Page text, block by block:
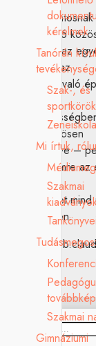
kérelmek
Tanórán
Szak-, és
sportkörök
Zeneiskola
Mi írtuk,
Szakmai
Szakmai
Gimnáziumi
Kiemelten
tanulókkal való
munka során az
szemléletet, az
erősségekre való
a gyermekek,
tanulók
hogy ezt közösen
együttműködve –
Nagy örömömre
módszertani
sokszínűséget
közösségében.
Elérhetőség:
Keresés